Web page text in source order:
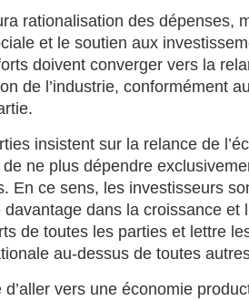
rationalisation des dépenses,
et le soutien aux
doivent converger vers la
de l’industrie, conformément
insistent sur la relance de
ne plus dépendre
En ce sens, les investisseurs
dans la croissance et
de toutes les parties et lettre
au-dessus de toutes
d’aller vers une économie